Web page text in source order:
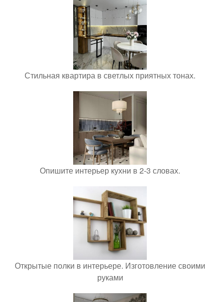
Стильная квартира в светлых приятных тонах.
Опишите интерьер кухни в 2-3 словах.
Открытые полки в интерьере. Изготовление своими
руками